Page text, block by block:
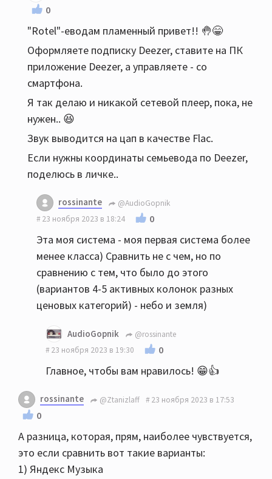
0
"Rotel"-еводам пламенный привет!! 🤚😁
Оформляете подписку Deezer, cтавите на ПК
приложение Deezer, а управляете - со
смартфона.
Я так делаю и никакой сетевой плеер, пока, не
нужен.. 😆
Звук выводится на цап в качестве Flac.
Если нужны координаты семьевода по Deezer,
поделюсь в личке..
rossinante
@AudioGopnik
23 ноября 2023 в 18:24
0
Эта моя система - моя первая система более
менее класса) Сравнить не с чем, но по
сравнению с тем, что было до этого
(вариантов 4-5 активных колонок разных
ценовых категорий) - небо и земля)
AudioGopnik
@rossinante
23 ноября 2023 в 19:30
0
Главное, чтобы вам нравилось! 😁👍
rossinante @Ztanizlaff 23 ноября 2023 в 17:53
0
А разница, которая, прям, наиболее чувствуется,
это если сравнить вот такие варианты:
1) Яндекс Музыка